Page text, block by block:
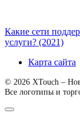
Какие сети
услуги? (2021)
Карта сайта
© 2026 XTouch –
Все логотипы и